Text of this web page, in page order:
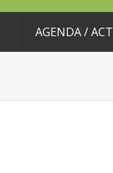
AGENDA /